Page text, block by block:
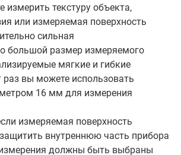
текстуру объекта,
или измеряемая поверхность
сильная
большой размер измеряемого
мягкие и гибкие
раз вы можете использовать
16 мм для измерения
измеряемая поверхность
внутреннюю часть прибора
измерения должны быть выбраны